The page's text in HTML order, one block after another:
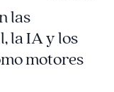
las
la IA y los
motores